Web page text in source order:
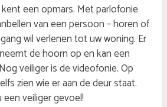
een opmars. Met parlofonie
van een persoon – horen of
wil verlenen tot uw woning. Er
de hoorn op en kan een
veiliger is de videofonie. Op
zien wie er aan de deur staat.
veiliger gevoel!